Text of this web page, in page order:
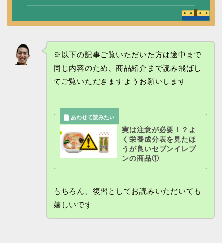
※以下の記事ご覧いただいた方は途中まで
同じ内容のため、商品紹介まで読み飛ばし
てご覧いただきますようお願いします
実は注意が必要！？よ
く栄養成分表を見たほ
うが良いセブンイレブ
ンの商品①
もちろん、復習としてお読みいただいても
嬉しいです